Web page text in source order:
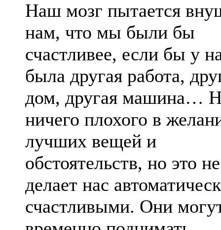
Наш мозг пытается
нам, что мы были бы
счастливее, если бы у
была другая работа,
дом, другая машина…
ничего плохого в
лучших вещей и
обстоятельств, но это не
делает нас
счастливыми. Они